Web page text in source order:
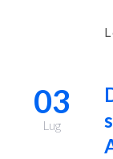
03
Lug